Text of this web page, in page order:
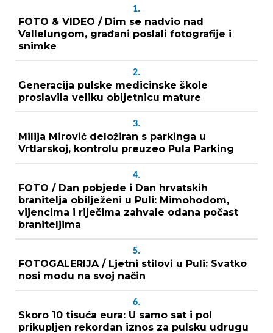
1.
FOTO & VIDEO / Dim se nadvio nad
Vallelungom, građani poslali fotografije i
snimke
2.
Generacija pulske medicinske škole
proslavila veliku obljetnicu mature
3.
Milija Mirović deložiran s parkinga u
Vrtlarskoj, kontrolu preuzeo Pula Parking
4.
FOTO / Dan pobjede i Dan hrvatskih
branitelja obilježeni u Puli: Mimohodom,
vijencima i riječima zahvale odana počast
braniteljima
5.
FOTOGALERIJA / Ljetni stilovi u Puli: Svatko
nosi modu na svoj način
6.
Skoro 10 tisuća eura: U samo sat i pol
prikupljen rekordan iznos za pulsku udrugu